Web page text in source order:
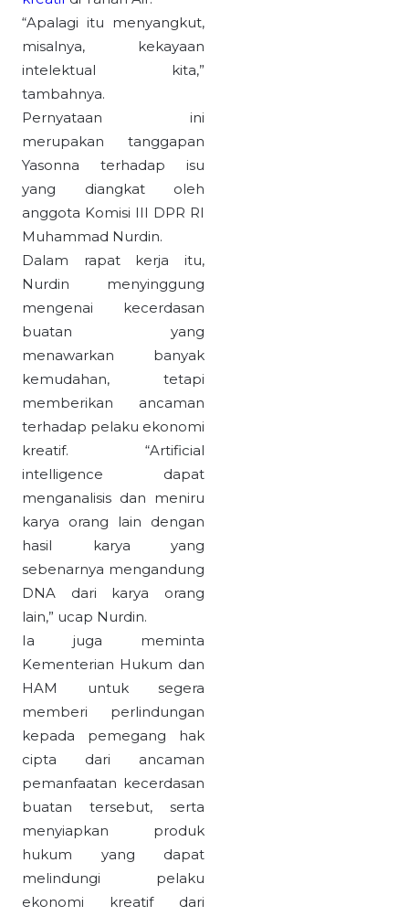
“Apalagi itu menyangkut,
misalnya, kekayaan
intelektual kita,”
tambahnya.
Pernyataan ini
merupakan tanggapan
Yasonna terhadap isu
yang diangkat oleh
anggota Komisi III DPR RI
Muhammad Nurdin.
Dalam rapat kerja itu,
Nurdin menyinggung
mengenai kecerdasan
buatan yang
menawarkan banyak
kemudahan, tetapi
memberikan ancaman
terhadap pelaku ekonomi
kreatif. “Artificial
intelligence dapat
menganalisis dan meniru
karya orang lain dengan
hasil karya yang
sebenarnya mengandung
DNA dari karya orang
lain,” ucap Nurdin.
Ia juga meminta
Kementerian Hukum dan
HAM untuk segera
memberi perlindungan
kepada pemegang hak
cipta dari ancaman
pemanfaatan kecerdasan
buatan tersebut, serta
menyiapkan produk
hukum yang dapat
melindungi pelaku
ekonomi kreatif dari